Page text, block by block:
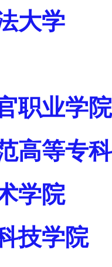
大学
职业学院
高等专
学院
技学院